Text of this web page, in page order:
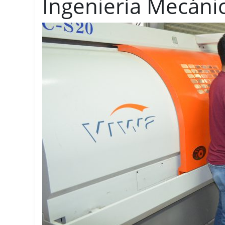
Ingeniería